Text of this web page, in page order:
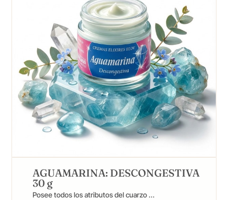
AGUAMARINA: DESCONGESTIVA
30 g
Posee todos los atributos del cuarzo ...